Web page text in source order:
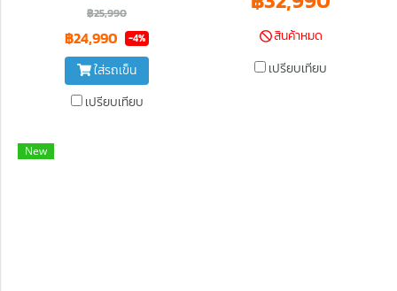
฿25,990
฿24,990 -4%
ใส่รถเข็น
เปรียบเทียบ
สินค้าหมด
เปรียบเทียบ
New